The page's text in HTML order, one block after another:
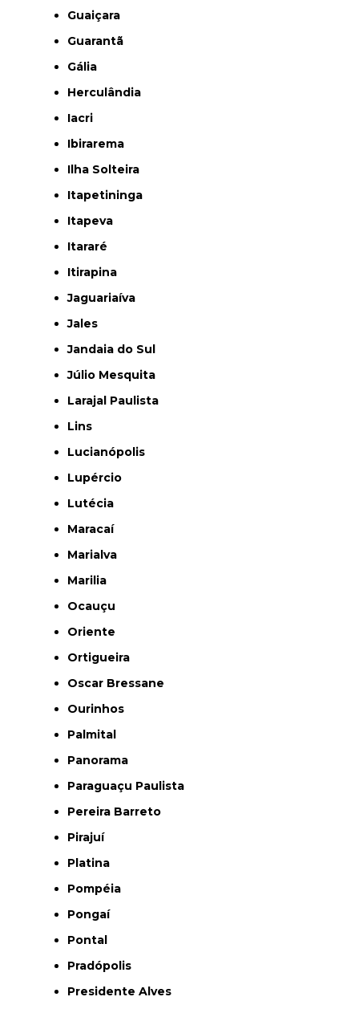
Guaiçara
Guarantã
Gália
Herculândia
Iacri
Ibirarema
Ilha Solteira
Itapetininga
Itapeva
Itararé
Itirapina
Jaguariaíva
Jales
Jandaia do Sul
Júlio Mesquita
Larajal Paulista
Lins
Lucianópolis
Lupércio
Lutécia
Maracaí
Marialva
Marilia
Ocauçu
Oriente
Ortigueira
Oscar Bressane
Ourinhos
Palmital
Panorama
Paraguaçu Paulista
Pereira Barreto
Pirajuí
Platina
Pompéia
Pongaí
Pontal
Pradópolis
Presidente Alves